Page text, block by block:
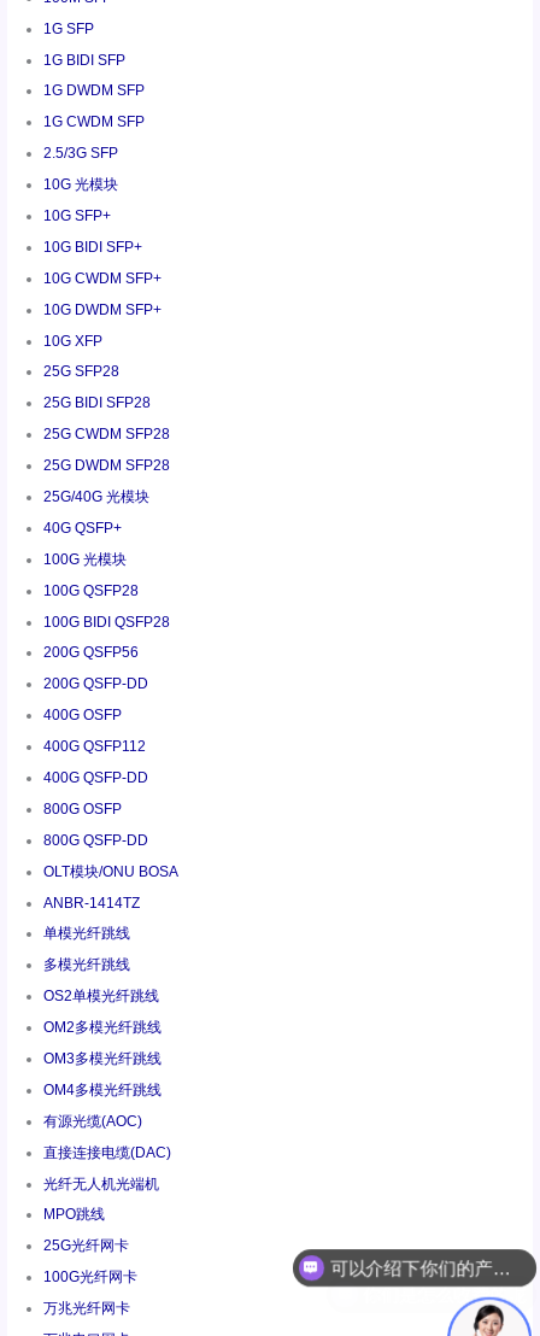
1G SFP
1G BIDI SFP
1G DWDM SFP
1G CWDM SFP
2.5/3G SFP
10G 光模块
10G SFP+
10G BIDI SFP+
10G CWDM SFP+
10G DWDM SFP+
10G XFP
25G SFP28
25G BIDI SFP28
25G CWDM SFP28
25G DWDM SFP28
25G/40G 光模块
40G QSFP+
100G 光模块
100G QSFP28
100G BIDI QSFP28
200G QSFP56
200G QSFP-DD
400G OSFP
400G QSFP112
400G QSFP-DD
800G OSFP
800G QSFP-DD
OLT模块/ONU BOSA
ANBR-1414TZ
单模光纤跳线
多模光纤跳线
OS2单模光纤跳线
OM2多模光纤跳线
OM3多模光纤跳线
OM4多模光纤跳线
有源光缆(AOC)
直接连接电缆(DAC)
光纤无人机光端机
MPO跳线
25G光纤网卡
100G光纤网卡
万兆光纤网卡
你们是怎么收费的呢